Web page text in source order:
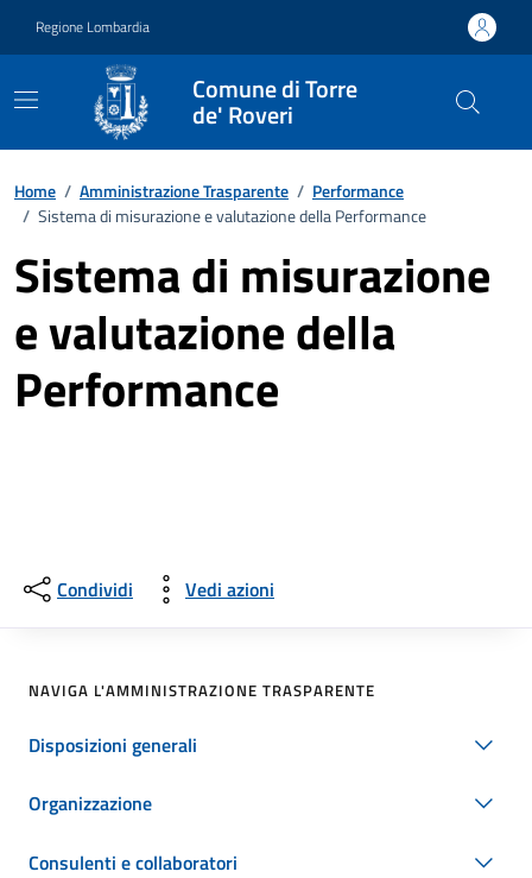
Regione Lombardia
Comune di Torre
de' Roveri
Home / Amministrazione Trasparente / Performance
/ Sistema di misurazione e valutazione della Performance
Sistema di misurazione
e valutazione della
Performance
Condividi Vedi azioni
NAVIGA L'AMMINISTRAZIONE TRASPARENTE
Disposizioni generali
Organizzazione
Consulenti e collaboratori